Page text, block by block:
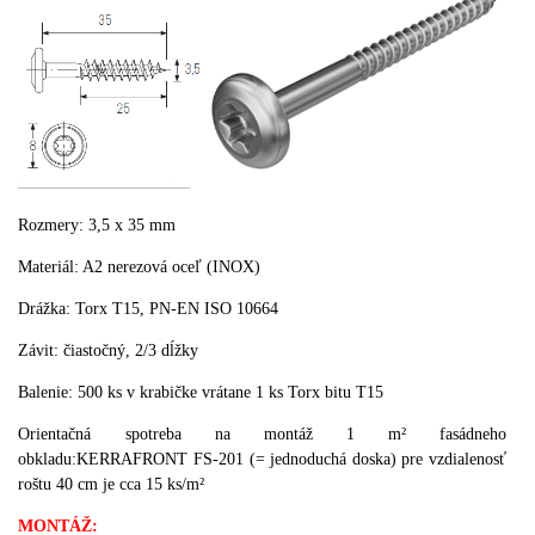
Rozmery: 3,5 x 35 mm
Materiál: A2 nerezová oceľ (INOX)
Drážka: Torx T15, PN-EN ISO 10664
Závit: čiastočný, 2/3 dĺžky
Balenie:500 ks v krabičke vrátane 1 ks Torx bitu T15
Orientačná spotreba na montáž 1 m² fasádneho
obkladu:KERRAFRONT FS-201 (= jednoduchá doska) pre vzdialenosť
roštu 40 cm je cca 15 ks/m²
MONTÁŽ: